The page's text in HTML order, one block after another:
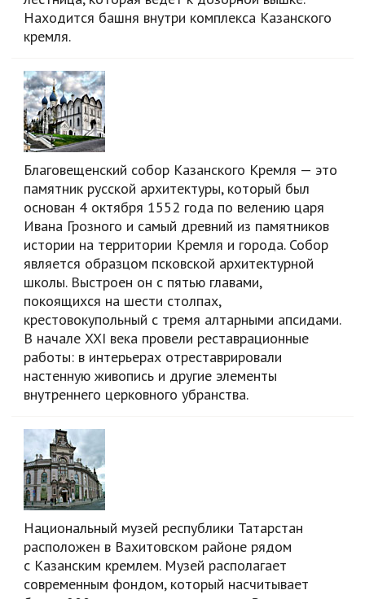
Находится башня внутри комплекса Казанского
кремля.
Благовещенский собор Казанского Кремля — это
памятник русской архитектуры, который был
основан 4 октября 1552 года по велению царя
Ивана Грозного и самый древний из памятников
истории на территории Кремля и города. Собор
является образцом псковской архитектурной
школы. Выстроен он с пятью главами,
покоящихся на шести столпах,
крестовокупольный с тремя алтарными апсидами.
В начале XXI века провели реставрационные
работы: в интерьерах отреставрировали
настенную живопись и другие элементы
внутреннего церковного убранства.
Национальный музей республики Татарстан
расположен в Вахитовском районе рядом
с Казанским кремлем. Музей располагает
современным фондом, который насчитывает